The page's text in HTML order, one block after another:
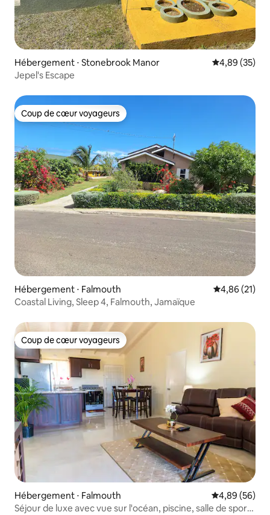
Hébergement ⋅ Stonebrook Manor Évaluation
4,89 (35)
Jepel's Escape
Coup de cœur voyageurs
Coup de cœur voyageurs
Hébergement ⋅ Falmouth Évaluation
4,86 (21)
Coastal Living, Sleep 4, Falmouth, Jamaïque
Coup de cœur voyageurs
Coup de cœur voyageurs
Hébergement ⋅ Falmouth Évaluation
4,89 (56)
Séjour de luxe avec vue sur l'océan, piscine, salle de sport